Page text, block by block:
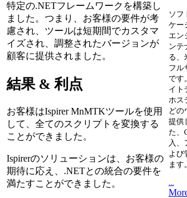
特定の.NETフレームワークを構築し
ました。つまり、お客様の要件が考
慮され、ツールは短期間でカスタマ
イズされ、調整されたバージョンが
顧客に提供されました。
結果 & 利点
お客様はIspirer MnMTKツールを使用
して、全てのスクリプトを変換する
ことができました。
Ispirerのソリューションは、お客様の
期待に応え、.NETとの統合の要件を
満たすことができました。
ソフ
ケー
エン
ンテ
る、
フル
です
イト
ホス
どの
提供
た、
入、
よび
ます。
...